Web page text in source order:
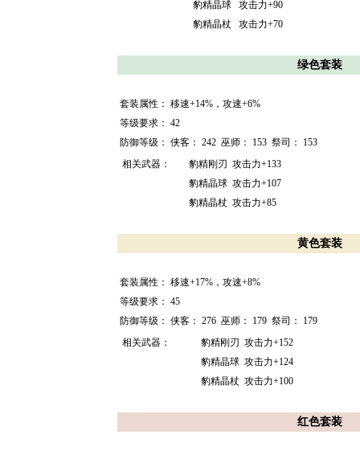
豹精晶球
攻击力+90
豹精晶杖
攻击力+70
绿色套装
套装属性： 移速+14%，攻速+6%
等级要求： 42
防御等级： 侠客： 242 巫师： 153 祭司： 153
相关武器：
豹精刚刃 攻击力+133
豹精晶球 攻击力+107
豹精晶杖 攻击力+85
黄色套装
套装属性： 移速+17%，攻速+8%
等级要求： 45
防御等级： 侠客： 276 巫师： 179 祭司： 179
相关武器：
豹精刚刃 攻击力+152
豹精晶球 攻击力+124
豹精晶杖 攻击力+100
红色套装